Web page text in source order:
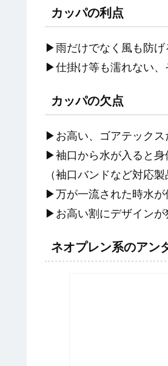
カッパの利点
▶︎雨だけでなく風も防げ
▶︎仕掛け等も濡れない
カッパの欠点
▶︎お高い、ゴアテックス
▶︎袖口から水が入ると身
（袖口バンドなど対応製
▶︎万が一流された時水が
▶︎お高い割にデザインが
ネオプレン系のアン